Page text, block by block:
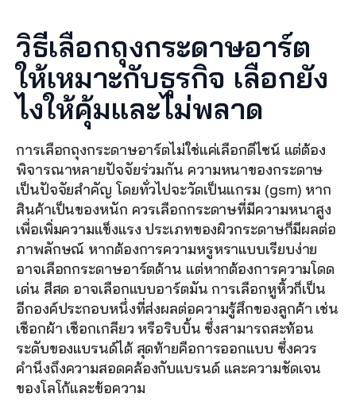
วิธีเลือกถุงกระดาษอาร์ต
ให้เหมาะกับธุรกิจ เลือกยัง
ไงให้คุ้มและไม่พลาด
การเลือกถุงกระดาษอาร์ตไม่ใช่แค่เลือกดีไซน์ แต่ต้อง
พิจารณาหลายปัจจัยร่วมกัน ความหนาของกระดาษ
เป็นปัจจัยสำคัญ โดยทั่วไปจะวัดเป็นแกรม (gsm) หาก
สินค้าเป็นของหนัก ควรเลือกกระดาษที่มีความหนาสูง
เพื่อเพิ่มความแข็งแรง ประเภทของผิวกระดาษก็มีผลต่อ
ภาพลักษณ์ หากต้องการความหรูหราแบบเรียบง่าย
อาจเลือกกระดาษอาร์ตด้าน แต่หากต้องการความโดด
เด่น สีสด อาจเลือกแบบอาร์ตมัน การเลือกหูหิ้วก็เป็น
อีกองค์ประกอบหนึ่งที่ส่งผลต่อความรู้สึกของลูกค้า เช่น
เชือกผ้า เชือกเกลียว หรือริบบิ้น ซึ่งสามารถสะท้อน
ระดับของแบรนด์ได้ สุดท้ายคือการออกแบบ ซึ่งควร
คำนึงถึงความสอดคล้องกับแบรนด์ และความชัดเจน
ของโลโก้และข้อความ